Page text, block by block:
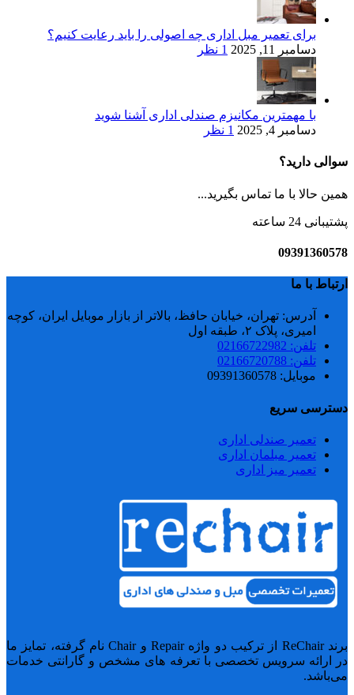
برای تعمیر مبل اداری چه اصولی را باید رعایت کنیم؟
دسامبر 11, 2025
1 نظر
با مهمترین مکانیزم صندلی اداری آشنا شوید
دسامبر 4, 2025
1 نظر
سوالی دارید؟
همین حالا با ما تماس بگیرید...
پشتیبانی 24 ساعته
09391360578
ارتباط با ما
آدرس: تهران، خیابان حافظ، بالاتر از بازار موبایل ایران، کوچه
امیری، پلاک ۲، طبقه اول
تلفن: 02166722982
تلفن: 02166720788
موبایل: 09391360578
دسترسی سریع
تعمیر صندلی اداری
تعمیر مبلمان اداری
تعمیر میز اداری
برند ReChair از ترکیب دو واژه Repair و Chair نام گرفته، تمایز ما
در ارائه سرویس تخصصی با تعرفه های مشخص و گارانتی خدمات
می‌باشد.